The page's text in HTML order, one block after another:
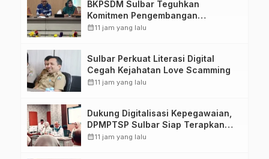
BKPSDM Sulbar Teguhkan
Komitmen Pengembangan
Kompetensi ASN melalui
calendar_month11 jam yang lalu
Sulbar Perkuat Literasi Digital
Cegah Kejahatan Love Scamming
calendar_month11 jam yang lalu
Dukung Digitalisasi Kepegawaian,
DPMPTSP Sulbar Siap Terapkan
Aplikasi FLEKSI ASN
calendar_month11 jam yang lalu